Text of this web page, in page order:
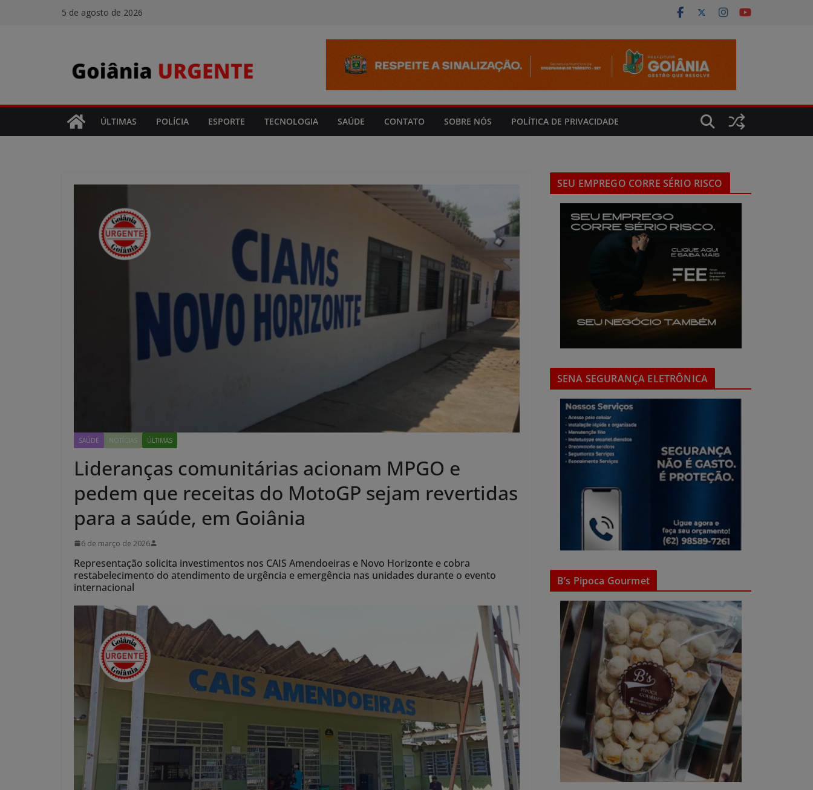
5 de agosto de 2026
ÚLTIMAS POLÍCIA ESPORTE TECNOLOGIA SAÚDE CONTATO SOBRE NÓS POLÍTICA DE PRIVACIDADE
SAÚDE NOTÍCIAS ÚLTIMAS
Lideranças comunitárias acionam MPGO e
pedem que receitas do MotoGP sejam revertidas
para a saúde, em Goiânia
6 de março de 2026
Representação solicita investimentos nos CAIS Amendoeiras e Novo Horizonte e cobra
restabelecimento do atendimento de urgência e emergência nas unidades durante o evento
internacional
SEU EMPREGO CORRE SÉRIO RISCO
SENA SEGURANÇA ELETRÔNICA
B’s Pipoca Gourmet